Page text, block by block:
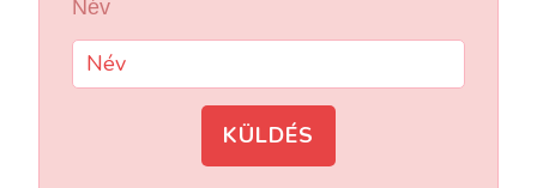
Név
KÜLDÉS